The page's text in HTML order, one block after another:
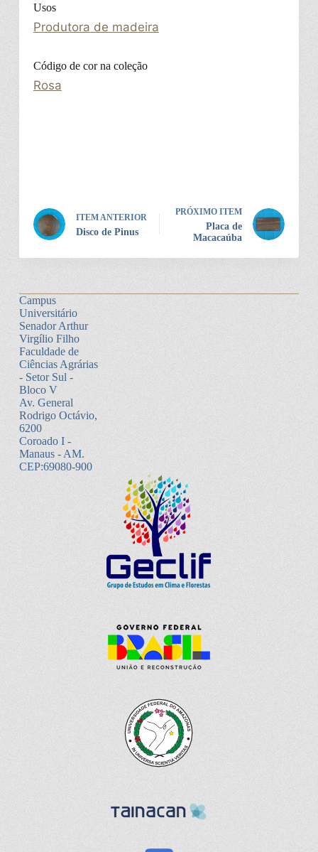
Usos
Produtora de madeira
Código de cor na coleção
Rosa
ITEM ANTERIOR
Disco de Pinus
PRÓXIMO ITEM
Placa de
Macacaúba
Campus
Universitário
Senador Arthur
Virgílio Filho
Faculdade de
Ciências Agrárias
- Setor Sul -
Bloco V
Av. General
Rodrigo Octávio,
6200
Coroado I -
Manaus - AM.
CEP:69080-900